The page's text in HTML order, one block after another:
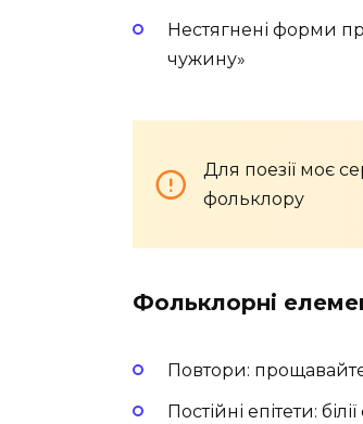
Нестягнені форми
чужину»
Для поезії моє
фольклору
Фольклорні
Повтори:
Постійні епітети: